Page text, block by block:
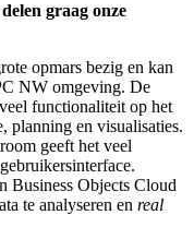
graag onze
opmars bezig en kan
NW omgeving. De
functionaliteit op het
planning en visualisaties.
geeft het veel
Business Objects Cloud
te analyseren en real